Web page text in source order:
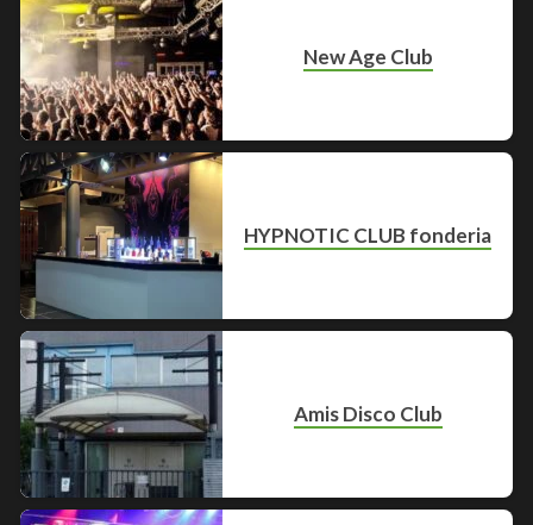
New Age Club
HYPNOTIC CLUB fonderia
Amis Disco Club